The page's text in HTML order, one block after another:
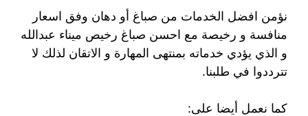
نؤمن افضل الخدمات من صباغ أو دهان وفق اسعار
منافسة و رخيصة مع احسن صباغ رخيص ميناء عبدالله
و الذي يؤدي خدماته بمنتهى المهارة و الاتقان لذلك لا
تترددوا في طلبنا.
كما نعمل أيضا على: